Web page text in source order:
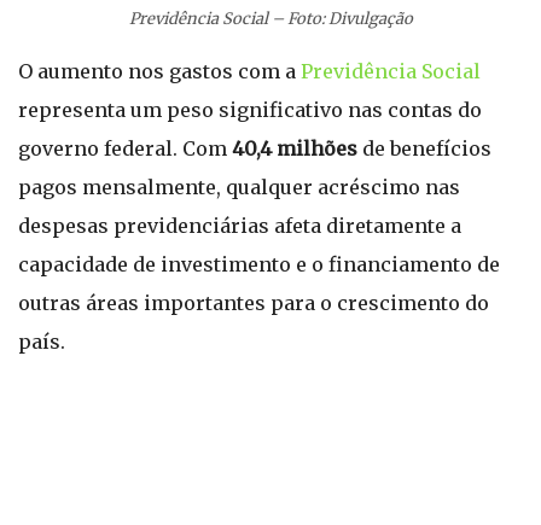
Previdência Social – Foto: Divulgação
O aumento nos gastos com a Previdência Social
representa um peso significativo nas contas do
governo federal. Com 40,4 milhões de benefícios
pagos mensalmente, qualquer acréscimo nas
despesas previdenciárias afeta diretamente a
capacidade de investimento e o financiamento de
outras áreas importantes para o crescimento do
país.